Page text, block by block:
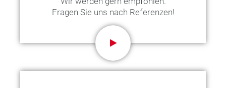
Fragen Sie uns nach Referenzen!